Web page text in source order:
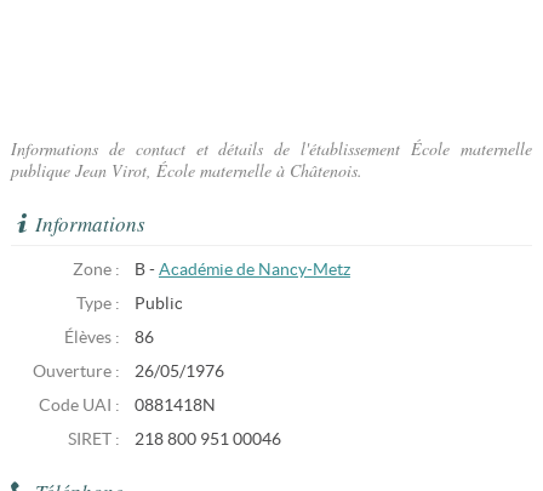
Informations de contact et détails de l'établissement École maternelle
publique Jean Virot, École maternelle à Châtenois.
Informations
Zone : B - Académie de Nancy-Metz
Type :
Public
Élèves :
86
Ouverture :
26/05/1976
Code UAI :
0881418N
SIRET :
218 800 951 00046